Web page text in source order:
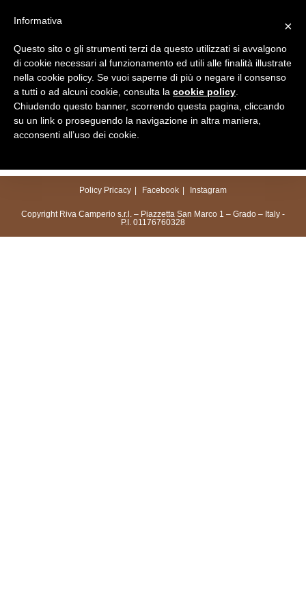
Menu
Policy Pricacy Facebook Instagram
Copyright Riva Camperio s.r.l. – Piazzetta San Marco 1 – Grado – Italy -
P.I. 01176760328
×
Informativa
Questo sito o gli strumenti terzi da questo utilizzati si avvalgono
di cookie necessari al funzionamento ed utili alle finalità illustrate
nella cookie policy. Se vuoi saperne di più o negare il consenso
a tutti o ad alcuni cookie, consulta la cookie policy
Chiudendo questo banner, scorrendo questa pagina, cliccando
su un link o proseguendo la navigazione in altra maniera,
acconsenti all’uso dei cookie.